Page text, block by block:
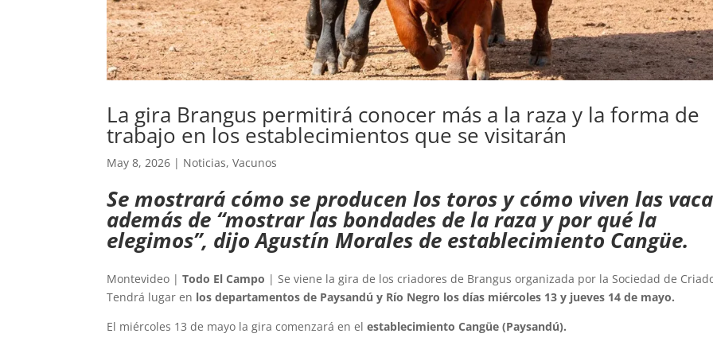
La gira Brangus permitirá conocer más a la raza y la forma de
trabajo en los establecimientos que se visitarán
May 8, 2026 | Noticias,Vacunos
Se mostrará cómo se producen los toros y cómo viven las
además de “mostrar las bondades de la raza y por qué la
elegimos”, dijo Agustín Morales de establecimiento Cangüe.
Montevideo |Todo El Campo | Se viene la gira de los criadores de Brangus organizada por la Sociedad de
Tendrá lugar en los departamentos de Paysandú y Río Negro los días miércoles 13 y jueves 14 de mayo.
El miércoles 13 de mayo la gira comenzará en elestablecimiento Cangüe (Paysandú).